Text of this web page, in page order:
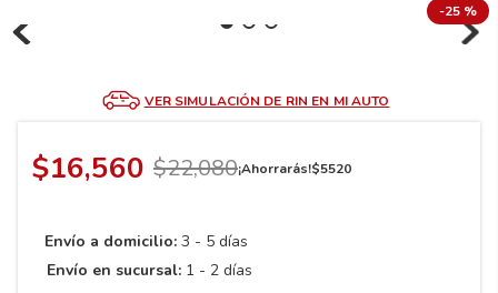
-25 %
VER SIMULACIÓN DE RIN EN MI AUTO
$16,560 $22,080¡Ahorrarás!$5520
Envío a domicilio: 3 - 5 días
Envío en sucursal: 1 - 2 días